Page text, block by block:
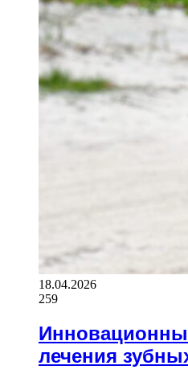
18.04.2026
259
лечения